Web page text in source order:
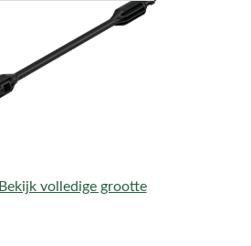
Bekijk volledige grootte